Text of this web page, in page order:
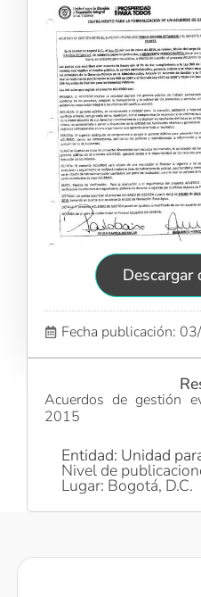
Descargar
Fecha publicación:
Acuerdos de gestión
2015
Entidad: Unidad
Nivel de
Lugar: Bogotá, D.C.